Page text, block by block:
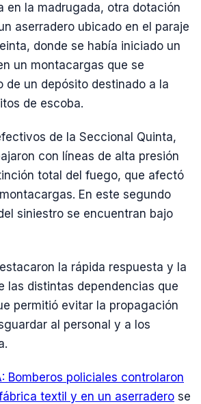
en la madrugada, otra dotación
aserradero ubicado en el paraje
donde se había iniciado un
un montacargas que se
de un depósito destinado a la
de escoba.
de la Seccional Quinta,
con líneas de alta presión
total del fuego, que afectó
En este segundo
siniestro se encuentran bajo
la rápida respuesta y la
las distintas dependencias que
permitió evitar la propagación
al personal y a los
Bomberos policiales controlaron
textil y en un aserradero se